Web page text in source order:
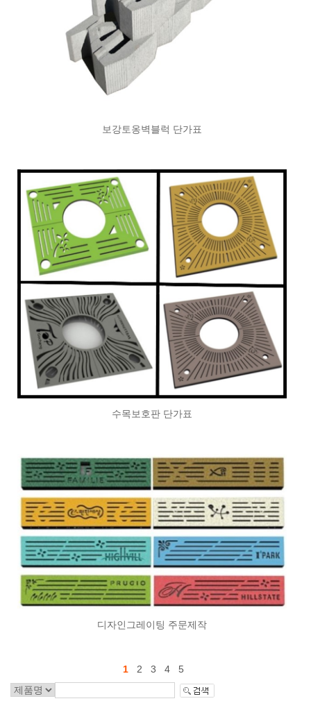
보강토옹벽블럭 단가표
수목보호판 단가표
디자인그레이팅 주문제작
1 2 3 4 5